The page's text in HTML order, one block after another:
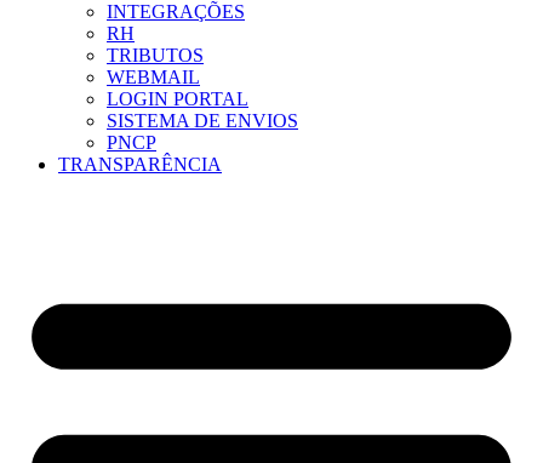
INTEGRAÇÕES
RH
TRIBUTOS
WEBMAIL
LOGIN PORTAL
SISTEMA DE ENVIOS
PNCP
TRANSPARÊNCIA